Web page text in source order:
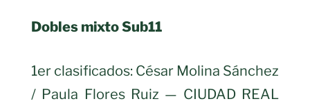
Dobles mixto Sub11
1er clasificados: César Molina Sánchez
/ Paula Flores Ruiz — CIUDAD REAL